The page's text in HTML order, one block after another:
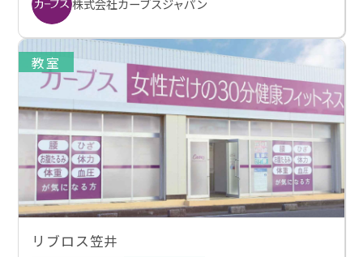
株式会社カーブスジャパン
教室
リブロス笠井